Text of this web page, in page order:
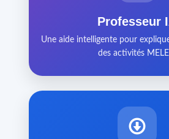
Professeur
Une aide intelligente pour
des activités